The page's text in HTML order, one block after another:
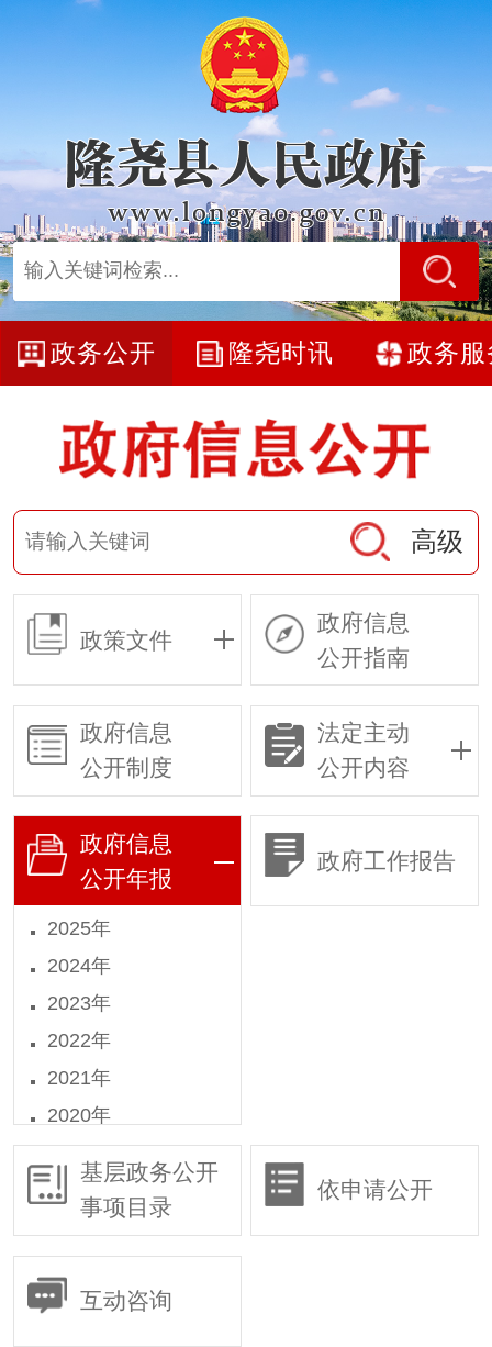
政务公开 隆尧时讯 政务服
高级
政策文件
政府信息
公开指南
政府信息
公开制度
法定主动
公开内容
政府信息
公开年报
2025年
2024年
2023年
2022年
2021年
2020年
2019年
2018年
政府工作报告
基层政务公开
事项目录
依申请公开
互动咨询